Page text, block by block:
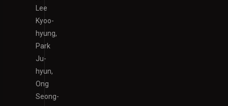
Lee
Kyoo-
hyung,
Park
Ju-
hyun,
Ong
Seong-